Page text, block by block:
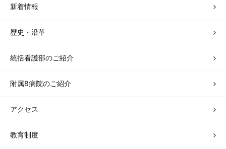
新着情報
歴史・沿革
統括看護部のご紹介
附属8病院のご紹介
アクセス
教育制度